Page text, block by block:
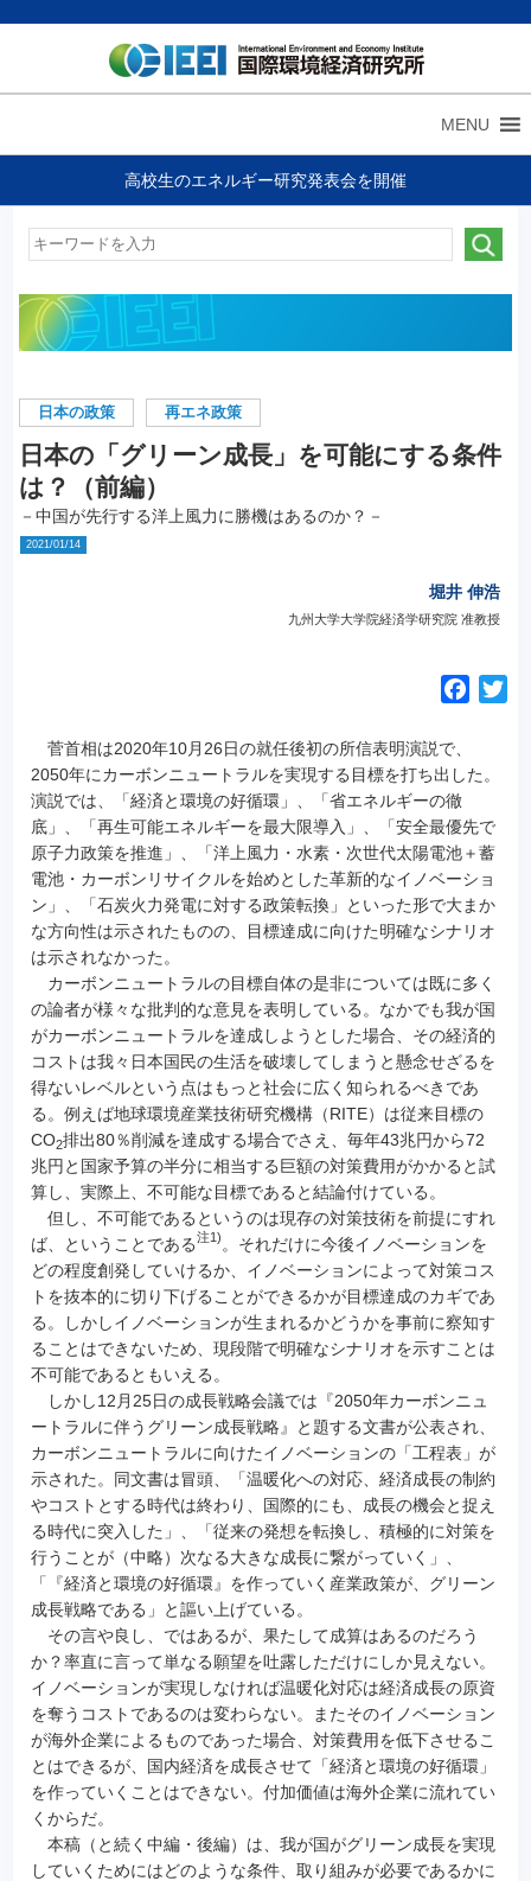
MENU
高校生のエネルギー研究発表会を開催
日本の政策 再エネ政策
日本の「グリーン成長」を可能にする条件
は？（前編）
－中国が先行する洋上風力に勝機はあるのか？－
2021/01/14
堀井 伸浩
九州大学大学院経済学研究院 准教授
e
o
o
k
菅首相は2020年10月26日の就任後初の所信表明演説で、
2050年にカーボンニュートラルを実現する目標を打ち出した。
演説では、「経済と環境の好循環」、「省エネルギーの徹
底」、「再生可能エネルギーを最大限導入」、「安全最優先で
原子力政策を推進」、「洋上風力・水素・次世代太陽電池＋蓄
電池・カーボンリサイクルを始めとした革新的なイノベーショ
ン」、「石炭火力発電に対する政策転換」といった形で大まか
な方向性は示されたものの、目標達成に向けた明確なシナリオ
は示されなかった。
カーボンニュートラルの目標自体の是非については既に多く
の論者が様々な批判的な意見を表明している。なかでも我が国
がカーボンニュートラルを達成しようとした場合、その経済的
コストは我々日本国民の生活を破壊してしまうと懸念せざるを
得ないレベルという点はもっと社会に広く知られるべきであ
る。例えば地球環境産業技術研究機構（RITE）は従来目標の
CO2排出80％削減を達成する場合でさえ、毎年43兆円から72
兆円と国家予算の半分に相当する巨額の対策費用がかかると試
算し、実際上、不可能な目標であると結論付けている。
但し、不可能であるというのは現存の対策技術を前提にすれ
ば、ということである注1) 。それだけに今後イノベーションを
どの程度創発していけるか、イノベーションによって対策コス
トを抜本的に切り下げることができるかが目標達成のカギであ
る。しかしイノベーションが生まれるかどうかを事前に察知す
ることはできないため、現段階で明確なシナリオを示すことは
不可能であるともいえる。
しかし12月25日の成長戦略会議では『2050年カーボンニュ
ートラルに伴うグリーン成長戦略』と題する文書が公表され、
カーボンニュートラルに向けたイノベーションの「工程表」が
示された。同文書は冒頭、「温暖化への対応、経済成長の制約
やコストとする時代は終わり、国際的にも、成長の機会と捉え
る時代に突入した」、「従来の発想を転換し、積極的に対策を
行うことが（中略）次なる大きな成長に繋がっていく」、
「『経済と環境の好循環』を作っていく産業政策が、グリーン
成長戦略である」と謳い上げている。
その言や良し、ではあるが、果たして成算はあるのだろう
か？率直に言って単なる願望を吐露しただけにしか見えない。
イノベーションが実現しなければ温暖化対応は経済成長の原資
を奪うコストであるのは変わらない。またそのイノベーション
が海外企業によるものであった場合、対策費用を低下させるこ
とはできるが、国内経済を成長させて「経済と環境の好循環」
を作っていくことはできない。付加価値は海外企業に流れてい
くからだ。
本稿（と続く中編・後編）は、我が国がグリーン成長を実現
していくためにはどのような条件、取り組みが必要であるかに